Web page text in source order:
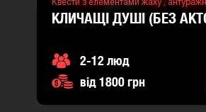
Квести з елементами жаху ,
КЛИЧАЩІ ДУШІ (БЕЗ
2-12 люд
від 1800 грн